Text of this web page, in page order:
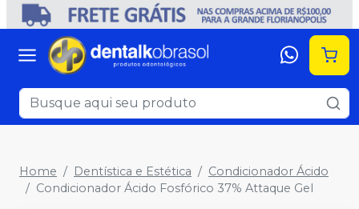
Home Dentística e Estética
Condicionador Ácido
Condicionador Ácido Fosfórico 37% Attaque Gel